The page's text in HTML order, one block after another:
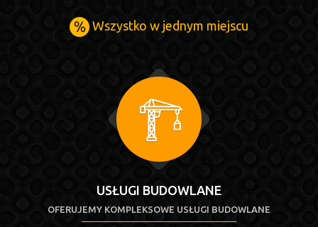
Wszystko w jednym miejscu
USŁUGI BUDOWLANE
OFERUJEMY KOMPLEKSOWE USŁUGI BUDOWLANE